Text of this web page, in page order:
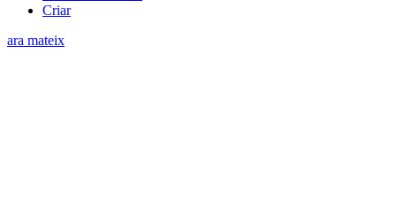
Criar
ara mateix